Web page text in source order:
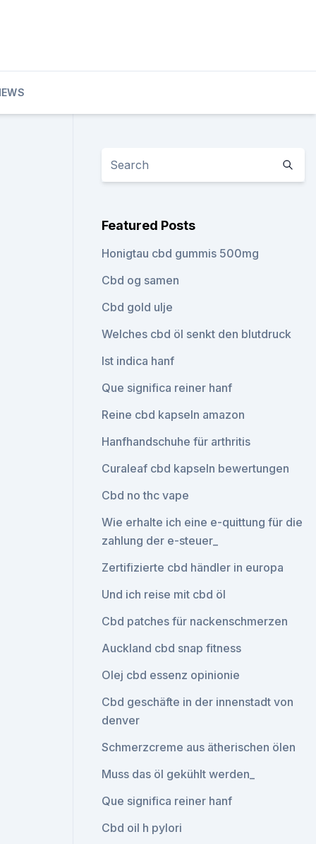
Featured Posts
Honigtau cbd gummis 500mg
Cbd og samen
Cbd gold ulje
Welches cbd öl senkt den blutdruck
Ist indica hanf
Que significa reiner hanf
Reine cbd kapseln amazon
Hanfhandschuhe für arthritis
Curaleaf cbd kapseln bewertungen
Cbd no thc vape
Wie erhalte ich eine e-quittung für die
zahlung der e-steuer_
Zertifizierte cbd händler in europa
Und ich reise mit cbd öl
Cbd patches für nackenschmerzen
Auckland cbd snap fitness
Olej cbd essenz opinionie
Cbd geschäfte in der innenstadt von
denver
Schmerzcreme aus ätherischen ölen
Muss das öl gekühlt werden_
Que significa reiner hanf
Cbd oil h pylori